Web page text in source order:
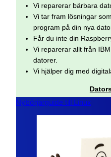
Vi reparerar bärbara
Vi tar fram lösningar
program på din nya
Får du inte din
Vi reparerar allt från
datorer.
Vi hjälper dig med
Nybörjarguide till Linux